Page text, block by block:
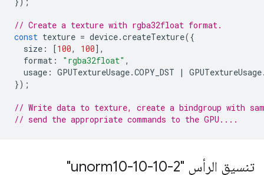
// Create a texture with rgba32float format.
const texture = device.createTexture({
size : [100, 100],
format : "rgba32float" ,
usage : GPUTextureUsage.COPY_DST | GPUTextureUsage
});
// Write data to texture, create a bindgroup with
// send the appropriate commands to the GPU....
تنسيق الرأس "unorm10-10-10-2"